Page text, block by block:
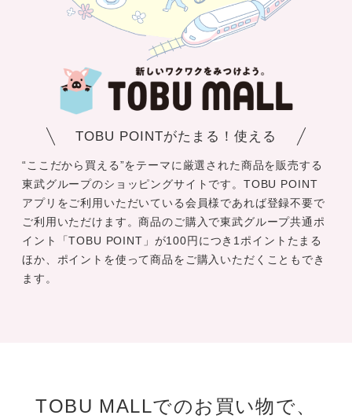
TOBU POINTがたまる！使える
“ここだから買える”をテーマに厳選された商品を販売する
東武グループのショッピングサイトです。TOBU POINT
アプリをご利用いただいている会員様であれば登録不要で
ご利用いただけます。商品のご購入で東武グループ共通ポ
イント「TOBU POINT」が100円につき1ポイントたまる
ほか、ポイントを使って商品をご購入いただくこともでき
ます。
TOBU MALLでのお買い物で、